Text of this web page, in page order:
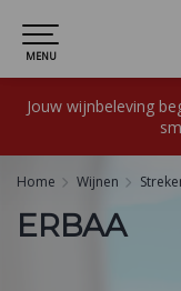
MENU
Jouw wijnbeleving
Home Wijnen
ERBAA